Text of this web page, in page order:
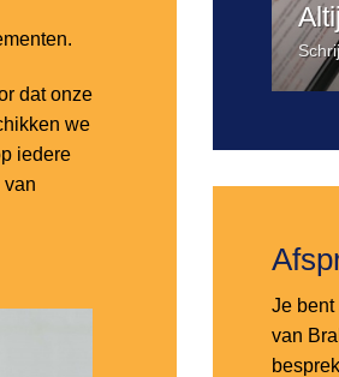
dat onze
we
iedere
van
Je
van